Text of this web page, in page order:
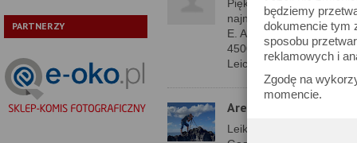
będziemy
dokumencie tym
sposobu
reklamowych i
Zgodę na
momencie.
PARTNERZY
Piękne lornetki i piękna
najnowsze osiągnięcia
E. Albo zwiększenie
4500PLN podczas gdy
Leice pociąg już dawno
Arek
Leika ostatnio mocno